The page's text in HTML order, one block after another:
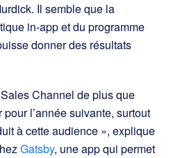
Il semble que la
in-app et du programme
donner des résultats
Channel de plus que
l’année suivante, surtout
à cette audience », explique
Gatsby, une app qui permet